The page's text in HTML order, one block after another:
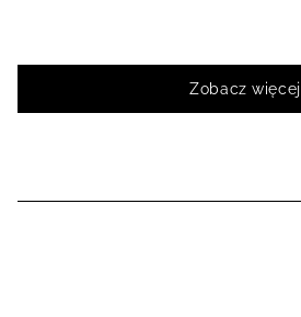
Zobacz więcej